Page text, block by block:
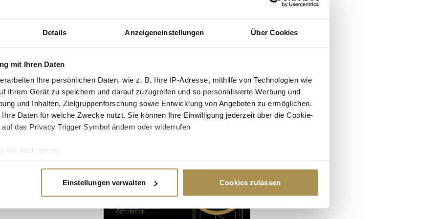
Details Anzeigeneinstellungen Über Cookies
mit Ihren Daten
Ihre persönlichen Daten, wie z. B. Ihre IP-Adresse, mithilfe von Technologien wie
Ihrem Gerät zu speichern und darauf zuzugreifen und so personalisierte Werbung und
und Inhalten, Zielgruppenforschung sowie Entwicklung von Angeboten zu ermöglichen.
Daten für welche Zwecke nutzt. Sie können Ihre Einwilligung jederzeit über die Cookie-
das Privacy Trigger Symbol ändern oder widerrufen
wir auch gerne:
Ihre persönlichen Daten verarbeitet werden, und legen Sie Ihre Präferenzen im
Einstellungen verwalten Cookies zulassen
ermöglichen, ihre